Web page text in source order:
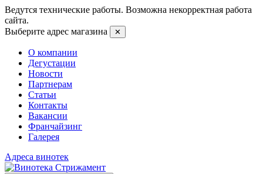
Ведутся технические работы. Возможна некорректная работа
сайта.
Выберите адрес магазина
✕
О компании
Дегустации
Новости
Партнерам
Статьи
Контакты
Вакансии
Франчайзинг
Галерея
Адреса винотек